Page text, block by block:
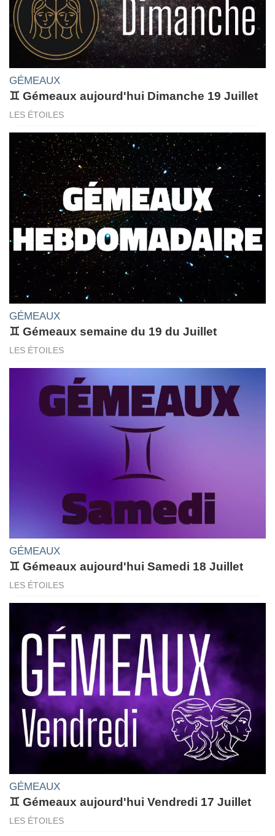
GÉMEAUX
♊ Gémeaux aujourd'hui Dimanche 19 Juillet
LES ÉTOILES
GÉMEAUX
♊ Gémeaux semaine du 19 du Juillet
LES ÉTOILES
GÉMEAUX
♊ Gémeaux aujourd'hui Samedi 18 Juillet
LES ÉTOILES
GÉMEAUX
♊ Gémeaux aujourd'hui Vendredi 17 Juillet
LES ÉTOILES